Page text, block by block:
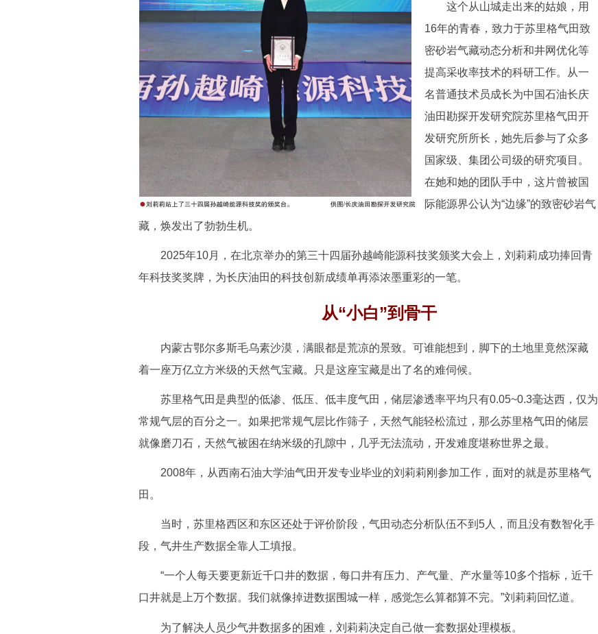
这个从山城走出来的姑娘，用
16年的青春，致力于苏里格气田致
密砂岩气藏动态分析和井网优化等
提高采收率技术的科研工作。从一
名普通技术员成长为中国石油长庆
油田勘探开发研究院苏里格气田开
发研究所所长，她先后参与了众多
国家级、集团公司级的研究项目。
在她和她的团队手中，这片曾被国
际能源界公认为“边缘”的致密砂岩气
藏，焕发出了勃勃生机。
2025年10月，在北京举办的第三十四届孙越崎能源科技奖颁奖大会上，刘莉莉成功捧回青
年科技奖奖牌，为长庆油田的科技创新成绩单再添浓墨重彩的一笔。
从“小白”到骨干
内蒙古鄂尔多斯毛乌素沙漠，满眼都是荒凉的景致。可谁能想到，脚下的土地里竟然深藏
着一座万亿立方米级的天然气宝藏。只是这座宝藏是出了名的难伺候。
苏里格气田是典型的低渗、低压、低丰度气田，储层渗透率平均只有0.05~0.3毫达西，仅为
常规气层的百分之一。如果把常规气层比作筛子，天然气能轻松流过，那么苏里格气田的储层
就像磨刀石，天然气被困在纳米级的孔隙中，几乎无法流动，开发难度堪称世界之最。
2008年，从西南石油大学油气田开发专业毕业的刘莉莉刚参加工作，面对的就是苏里格气
田。
当时，苏里格西区和东区还处于评价阶段，气田动态分析队伍不到5人，而且没有数智化手
段，气井生产数据全靠人工填报。
“一个人每天要更新近千口井的数据，每口井有压力、产气量、产水量等10多个指标，近千
口井就是上万个数据。我们就像掉进数据围城一样，感觉怎么算都算不完。”刘莉莉回忆道。
为了解决人员少气井数据多的困难，刘莉莉决定自己做一套数据处理模板。